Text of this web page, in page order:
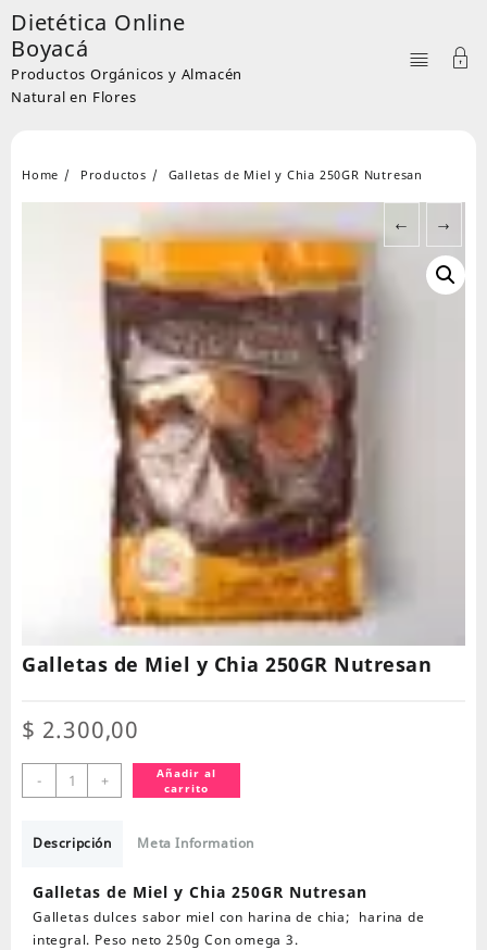
Skip
to
content
Dietética Online
Boyacá
Productos Orgánicos y Almacén
Natural en Flores
Home Productos Galletas de Miel y Chia 250GR Nutresan
← →
Galletas de Miel y Chia 250GR Nutresan
$ 2.300,00
-
Galletas
de
y
250GR
Nutresan
cantidad
+
Añadir al
carrito
Descripción Meta Information
Galletas de Miel y Chia 250GR Nutresan
Galletas dulces sabor miel con harina de chia; harina de
integral. Peso neto 250g Con omega 3.